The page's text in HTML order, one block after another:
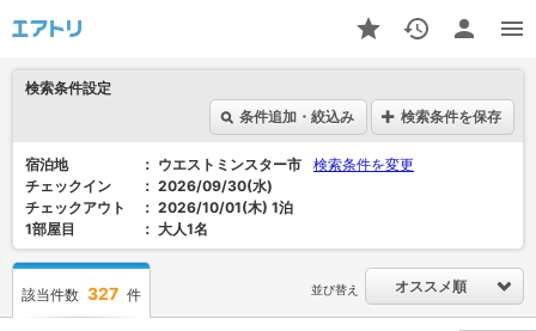
検索条件設定
条件追加・絞込み
検索条件を保存
宿泊地 ウエストミンスター市
検索条件を変更
チェックイン
2026/09/30(水)
チェックアウト
2026/10/01(木) 1泊
1部屋目
大人1名
該当件数 327 件 並び替え オススメ順